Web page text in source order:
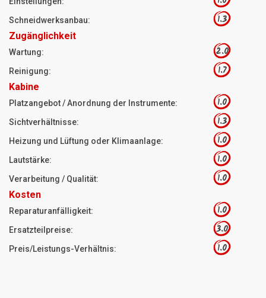
Schneidwerksanbau: 1.3
Zugänglichkeit
Wartung: 2.0
Reinigung: 1.7
Kabine
Platzangebot / Anordnung der Instrumente: 1.0
Sichtverhältnisse: 1.3
Heizung und Lüftung oder Klimaanlage: 1.0
Lautstärke: 1.0
Verarbeitung / Qualität: 1.0
Kosten
Reparaturanfälligkeit: 1.0
Ersatzteilpreise: 3.0
Preis/Leistungs-Verhältnis: 1.0